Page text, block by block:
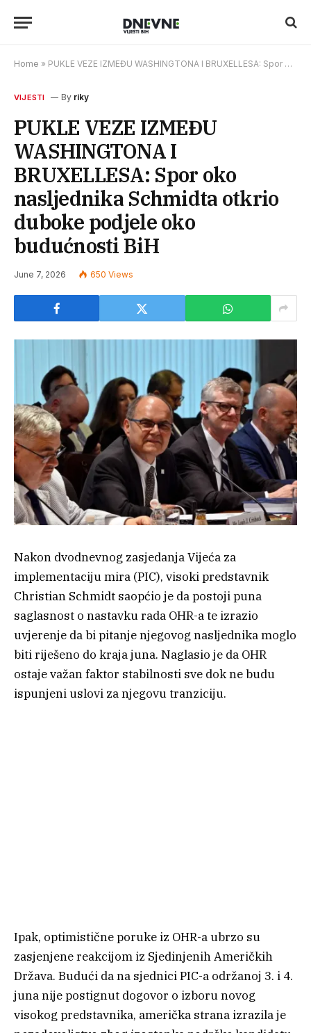
Home » PUKLE VEZE IZMEĐU WASHINGTONA I BRUXELLESA: Spor oko nasljednika Schmidta otkrio duboke podjele oko budućnosti BiH
VIJESTI By riky
PUKLE VEZE IZMEĐU
WASHINGTONA I
BRUXELLESA: Spor oko
nasljednika Schmidta otkrio
duboke podjele oko
budućnosti BiH
June 7, 2026 650 Views
Nakon dvodnevnog zasjedanja Vijeća za
implementaciju mira (PIC), visoki predstavnik
Christian Schmidt saopćio je da postoji puna
saglasnost o nastavku rada OHR-a te izrazio
uvjerenje da bi pitanje njegovog nasljednika moglo
biti riješeno do kraja juna. Naglasio je da OHR
ostaje važan faktor stabilnosti sve dok ne budu
ispunjeni uslovi za njegovu tranziciju.
Ipak, optimistične poruke iz OHR-a ubrzo su
zasjenjene reakcijom iz Sjedinjenih Američkih
Država. Budući da na sjednici PIC-a održanoj 3. i 4.
juna nije postignut dogovor o izboru novog
visokog predstavnika, američka strana izrazila je